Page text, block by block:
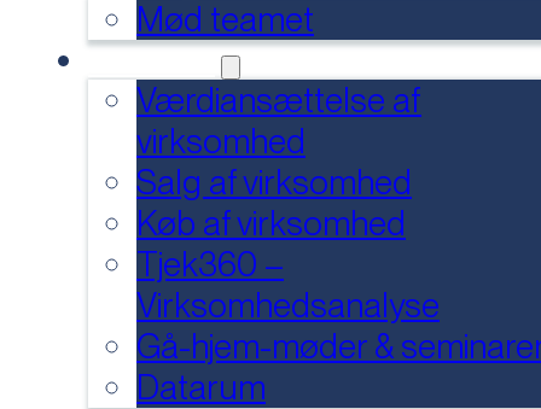
Mød teamet
Værdiansættelse af
virksomhed
Salg af virksomhed
Køb af virksomhed
Tjek360 –
Virksomhedsanalyse
Gå-hjem-møder &
Datarum